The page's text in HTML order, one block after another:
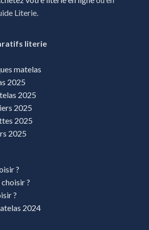
sur-Garonne
Literie.
literie
matelas
2025
2025
2025
2025
2025
?
?
?
2024